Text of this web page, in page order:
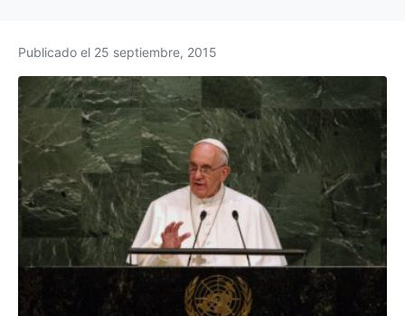
Publicado el 25 septiembre, 2015